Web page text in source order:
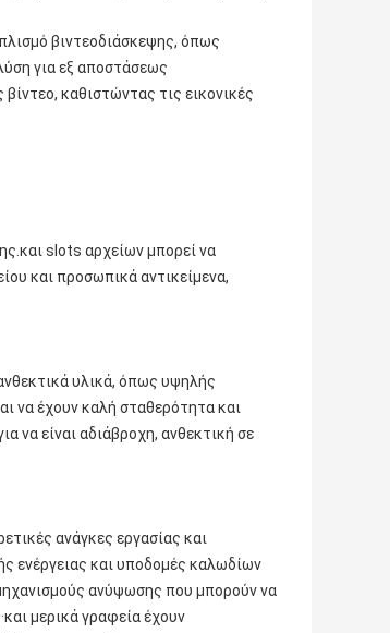
βιντεοδιάσκεψης, όπως
για εξ αποστάσεως
καθιστώντας τις εικονικές
slots αρχείων μπορεί να
και προσωπικά αντικείμενα,
υλικά, όπως υψηλής
να έχουν καλή σταθερότητα και
να είναι αδιάβροχη, ανθεκτική σε
ανάγκες εργασίας και
ενέργειας και υποδομές καλωδίων
ανύψωσης που μπορούν να
μερικά γραφεία έχουν